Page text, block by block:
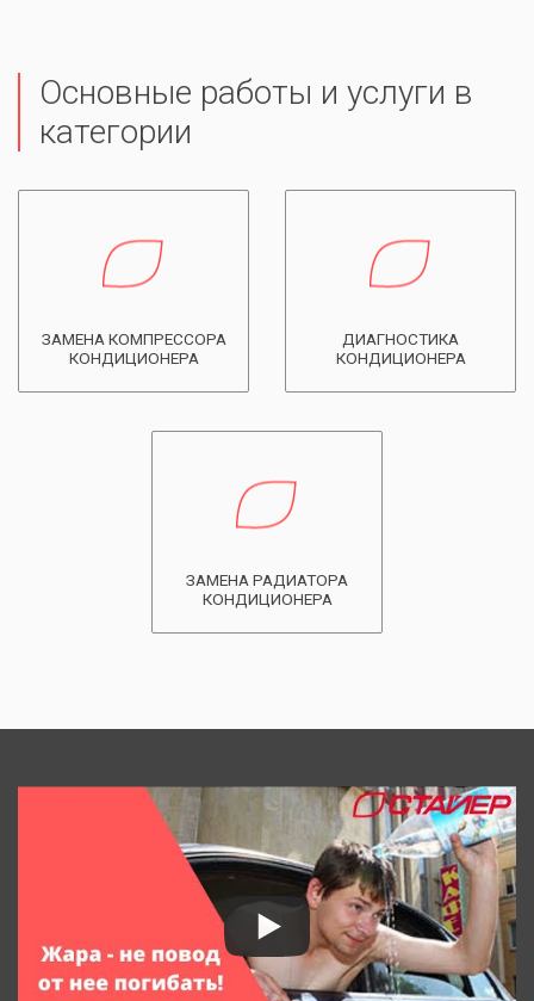
Основные работы и услуги в
категории
ЗАМЕНА КОМПРЕССОРА
КОНДИЦИОНЕРА
ДИАГНОСТИКА
КОНДИЦИОНЕРА
ЗАМЕНА РАДИАТОРА
КОНДИЦИОНЕРА